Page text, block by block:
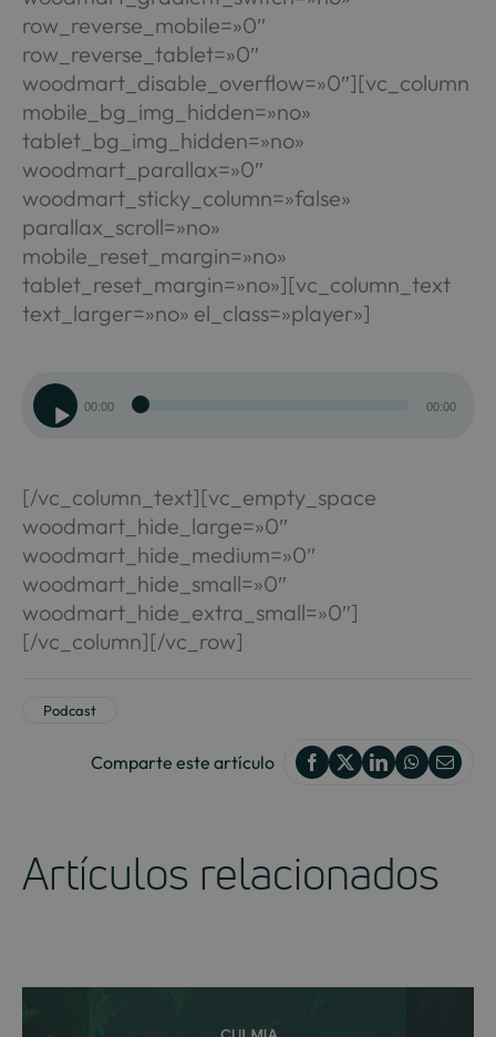
row_reverse_mobile=»0″
row_reverse_tablet=»0″
woodmart_disable_overflow=»0″][vc_column
mobile_bg_img_hidden=»no»
tablet_bg_img_hidden=»no»
woodmart_parallax=»0″
woodmart_sticky_column=»false»
parallax_scroll=»no»
mobile_reset_margin=»no»
tablet_reset_margin=»no»][vc_column_text
text_larger=»no» el_class=»player»]
Reproductor
de
00:00 00:00
[/vc_column_text][vc_empty_space
woodmart_hide_large=»0″
woodmart_hide_medium=»0″
woodmart_hide_small=»0″
woodmart_hide_extra_small=»0″]
[/vc_column][/vc_row]
Podcast
Comparte este artículo
Artículos relacionados